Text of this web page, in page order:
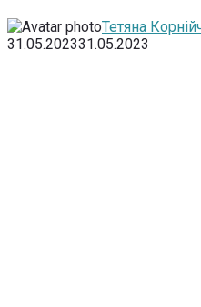
Тетяна
31.05.202331.05.2023